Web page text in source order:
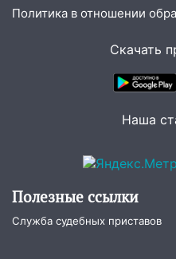
19:12
В
наказали за
оставил в силе
3,2 млн рублей
16:09 Ветераны
Политика в отношении
Скачать
Наша
Полезные ссылки
Служба судебных приставов